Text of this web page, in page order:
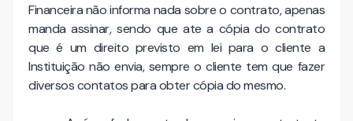
Financeira não informa nada sobre o contrato, apenas
manda assinar, sendo que ate a cópia do contrato
que é um direito previsto em lei para o cliente a
Instituição não envia, sempre o cliente tem que fazer
diversos contatos para obter cópia do mesmo.